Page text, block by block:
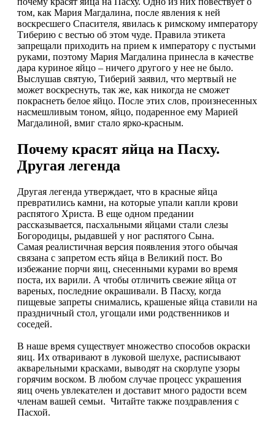
том, как Мария Магдалина, после явления к ней
воскресшего Спасителя, явилась к римскому императору
Тиберию с вестью об этом чуде. Правила этикета
запрещали приходить на прием к императору с пустыми
руками, поэтому Мария Магдалина принесла в качестве
дара куриное яйцо – ничего другого у нее не было.
Выслушав святую, Тиберий заявил, что мертвый не
может воскреснуть, так же, как никогда не сможет
покраснеть белое яйцо. После этих слов, произнесенных
насмешливым тоном, яйцо, подаренное ему Марией
Магдалиной, вмиг стало ярко-красным.
Почему красят яйца на Пасху.
Другая легенда
Другая легенда утверждает, что в красные яйца
превратились камни, на которые упали капли крови
распятого Христа. В еще одном предании
рассказывается, пасхальными яйцами стали слезы
Богородицы, рыдавшей у ног распятого Сына.
Самая реалистичная версия появления этого обычая
связана с запретом есть яйца в Великий пост. Во
избежание порчи яиц, снесенными курами во время
поста, их варили. А чтобы отличить свежие яйца от
вареных, последние окрашивали. В Пасху, когда
пищевые запреты снимались, крашеные яйца ставили на
праздничный стол, угощали ими родственников и
соседей.
В наше время существует множество способов окраски
яиц. Их отваривают в луковой шелухе, расписывают
акварельными красками, выводят на скорлупе узоры
горячим воском. В любом случае процесс украшения
яиц очень увлекателен и доставит много радости всем
членам вашей семьи. Читайте также поздравления с
Пасхой.